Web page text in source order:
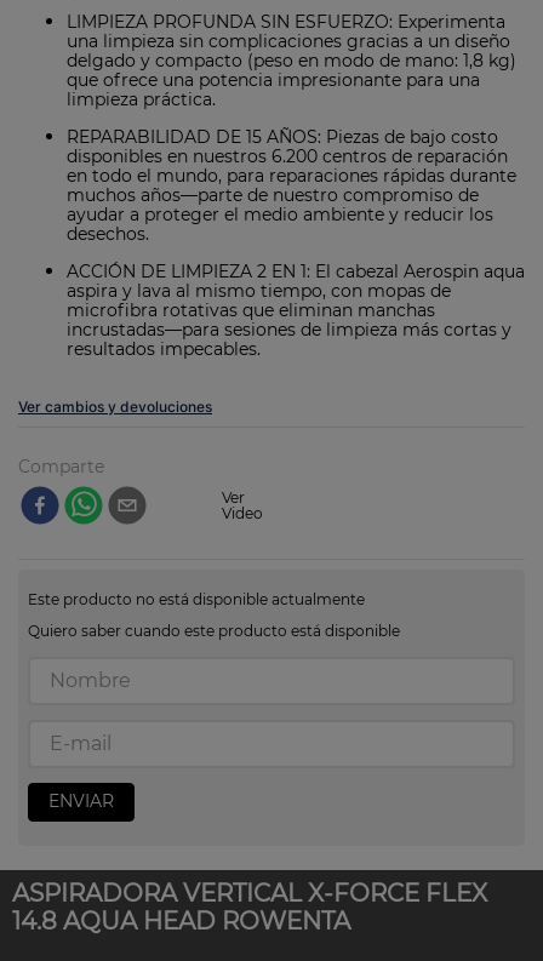
LIMPIEZA PROFUNDA SIN ESFUERZO: Experimenta
una limpieza sin complicaciones gracias a un diseño
delgado y compacto (peso en modo de mano: 1,8 kg)
que ofrece una potencia impresionante para una
limpieza práctica.
REPARABILIDAD DE 15 AÑOS: Piezas de bajo costo
disponibles en nuestros 6.200 centros de reparación
en todo el mundo, para reparaciones rápidas durante
muchos años—parte de nuestro compromiso de
ayudar a proteger el medio ambiente y reducir los
desechos.
ACCIÓN DE LIMPIEZA 2 EN 1: El cabezal Aerospin aqua
aspira y lava al mismo tiempo, con mopas de
microfibra rotativas que eliminan manchas
incrustadas—para sesiones de limpieza más cortas y
resultados impecables.
Ver cambios y devoluciones
Comparte
Ver
Video
Este producto no está disponible actualmente
Quiero saber cuando este producto está disponible
ENVIAR
ASPIRADORA VERTICAL X-FORCE FLEX
14.8 AQUA HEAD ROWENTA